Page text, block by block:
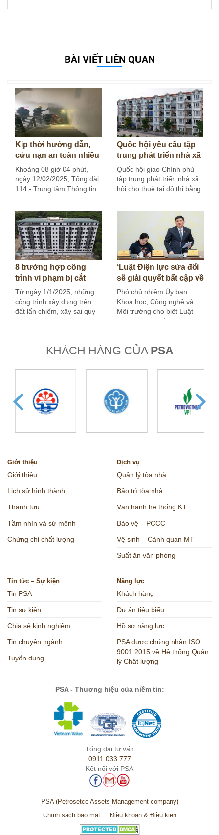
BÀI VIẾT LIÊN QUAN
Kịp thời hướng dẫn,
cứu nạn an toàn nhiều
người tại vụ cháy tòa
nhà…
Khoảng 08 giờ 04 phút,
ngày 12/02/2025, Tổng đài
114 - Trung tâm Thông tin
Quốc hội yêu cầu tập
trung phát triển nhà xã
hội cho thuê
Quốc hội giao Chính phủ
tập trung phát triển nhà xã
hội cho thuê tại đô thị bằng
vốn đầu…
8 trường hợp công
trình vi phạm bị cắt
điện nước ở Hà Nội
Từ ngày 1/1/2025, những
công trình xây dựng trên
đất lấn chiếm, xây sai quy
‘Luật Điện lực sửa đổi
sẽ giải quyết bất cập về
giá điện’
Phó chủ nhiệm Ủy ban
Khoa học, Công nghệ và
Môi trường cho biết Luật
Điện lực sửa đổi dự…
KHÁCH HÀNG CỦA PSA
Giới thiệu
Giới thiệu
Lịch sử hình thành
Thành tựu
Tầm nhìn và sứ mệnh
Chứng chỉ chất lượng
Dịch vụ
Quản lý tòa nhà
Bảo trì tòa nhà
Vận hành hệ thống KT
Bảo vệ – PCCC
Vệ sinh – Cảnh quan MT
Suất ăn văn phòng
Tin tức – Sự kiện
Tin PSA
Tin sự kiện
Chia sẻ kinh nghiệm
Tin chuyên ngành
Tuyển dụng
Năng lực
Khách hàng
Dự án tiêu biểu
Hồ sơ năng lực
PSA được chứng nhận ISO
9001:2015 về Hệ thống Quản
lý Chất lượng
PSA - Thương hiệu của niềm tin:
Tổng đài tư vấn
0911 033 777
Kết nối với PSA
PSA (Petrosetco Assets Management company)
Chính sách bảo mật
Điều khoản & Điều kiện